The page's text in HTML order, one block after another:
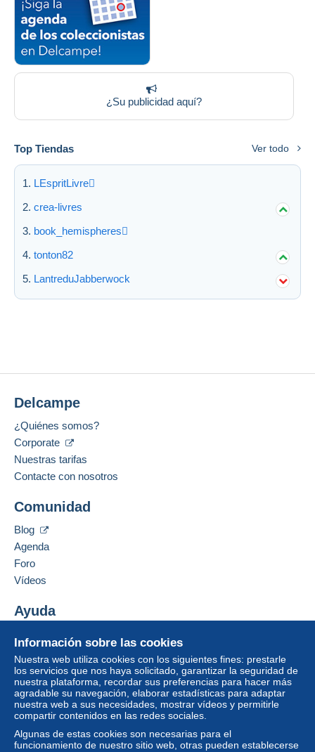
¿Su publicidad aquí?
Top Tiendas Ver todo
LEspritLivre
crea-livres
book_hemispheres
tonton82
LantreduJabberwock
Información sobre las cookies
Nuestra web utiliza cookies con los siguientes fines: prestarle
los servicios que nos haya solicitado, garantizar la seguridad de
nuestra plataforma, recordar sus preferencias para hacer más
agradable su navegación, elaborar estadísticas para adaptar
nuestra web a sus necesidades, mostrar vídeos y permitirle
compartir contenidos en las redes sociales.
Algunas de estas cookies son necesarias para el
funcionamiento de nuestro sitio web, otras pueden establecerse
Delcampe
¿Quiénes somos?
Corporate
Nuestras tarifas
Contacte con nosotros
Comunidad
Blog
Agenda
Foro
Vídeos
Ayuda
Comprar en Delcampe
Vender en Delcampe
Una página securizada